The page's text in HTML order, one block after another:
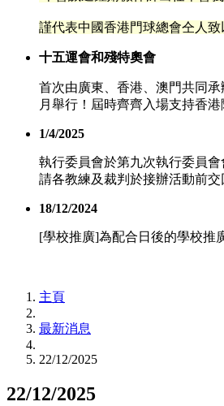
謹代表中國香港門球總會仝人致
十五運會和殘特奧會
首次由廣東、香港、澳門共同
月舉行！屆時齊齊入場支持香
1/4/2025
執行委員會於第九次執行委員
請各教練及裁判於接辦活動前交
18/12/2024
[學校推廣]為配合日後的學校推
主頁
最新消息
22/12/2025
22/12/2025